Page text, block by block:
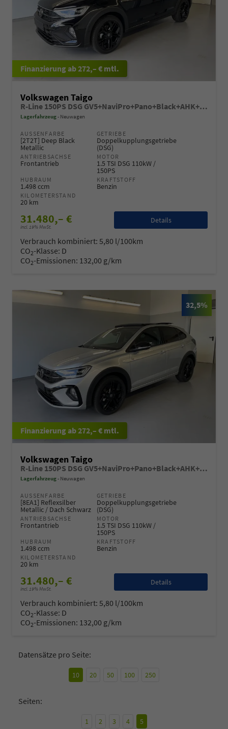
ab 272,– € mtl.
Volkswagen Taigo
R-Line 150PS DSG GV5+NaviPro+Pano+Black+AHK+IQ.Drive+IQ.Light+Kessy+Kamera
Lagerfahrzeug Neuwagen
AUSSENFARBE
[2T2T] Deep Black
Metallic
GETRIEBE
Doppelkupplungsgetriebe
(DSG)
ANTRIEBSACHSE
Frontantrieb
MOTOR
1.5 TSI DSG 110kW /
150PS
HUBRAUM
1.498 ccm
KRAFTSTOFF
Benzin
KILOMETERSTAND
20 km
31.480,– €
incl. 19% MwSt.
Details
Verbrauch kombiniert: 5,80 l/100km
CO2-Klasse: D
CO2-Emissionen: 132,00 g/km
32,5%
ab 272,– € mtl.
Volkswagen Taigo
R-Line 150PS DSG GV5+NaviPro+Pano+Black+AHK+IQ.Drive+IQ.Light+Kessy+Kamera
Lagerfahrzeug Neuwagen
AUSSENFARBE
[8EA1] Reflexsilber
Metallic / Dach Schwarz
GETRIEBE
Doppelkupplungsgetriebe
(DSG)
ANTRIEBSACHSE
Frontantrieb
MOTOR
1.5 TSI DSG 110kW /
150PS
HUBRAUM
1.498 ccm
KRAFTSTOFF
Benzin
KILOMETERSTAND
20 km
31.480,– €
incl. 19% MwSt.
Details
Verbrauch kombiniert: 5,80 l/100km
CO2-Klasse: D
CO2-Emissionen: 132,00 g/km
Datensätze pro Seite:
10 20 50 100 250
Seiten:
1 2 3 4 5